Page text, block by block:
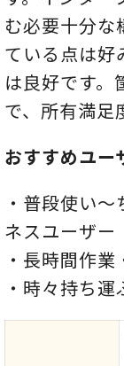
む必要十分な
ている点は好
は良好です。
で、所有満足
おすすめユー
・普段使い
ネスユーザー
・長時間作
・時々持ち